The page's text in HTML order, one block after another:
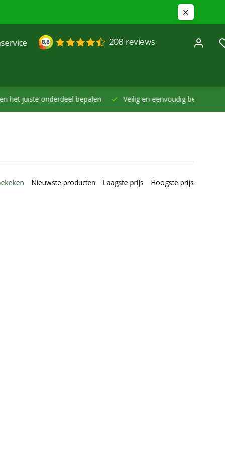
juiste onderdeel bepalen Veilig en eenvoudig betalen -
Nieuwste producten Laagste prijs Hoogste prijs